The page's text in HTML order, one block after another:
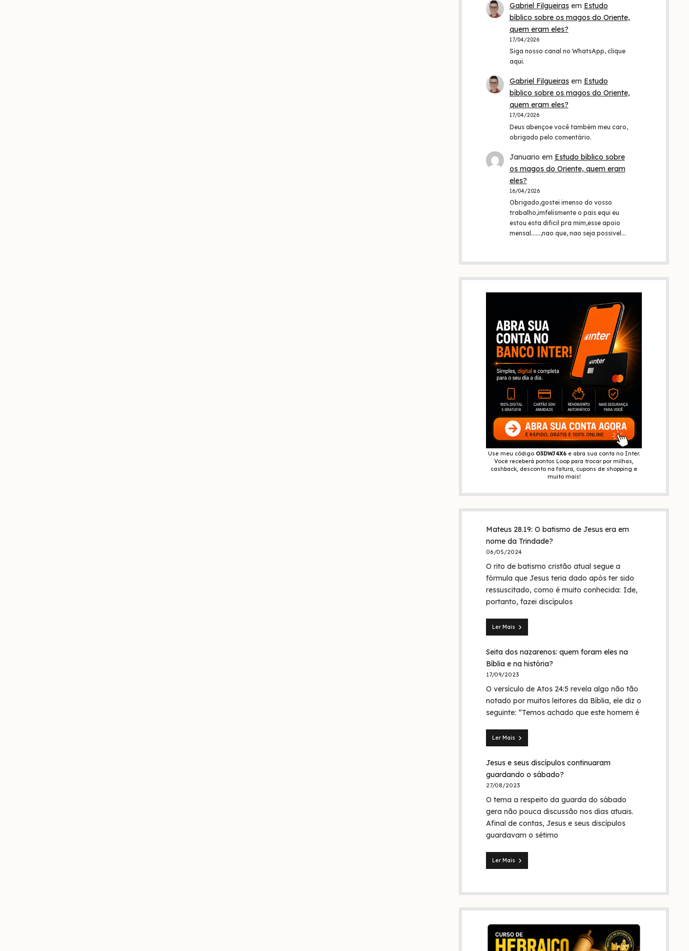
Gabriel Filgueirasem Estudo
bíblico sobre os magos do Oriente,
quem eram eles?
17/04/2026
Siga nosso canal no WhatsApp, clique
aqui.
Gabriel Filgueirasem Estudo
bíblico sobre os magos do Oriente,
quem eram eles?
17/04/2026
Deus abençoe você também meu caro,
obrigado pelo comentário.
Januario em Estudo bíblico sobre
os magos do Oriente, quem eram
eles?
16/04/2026
Obrigado,gostei imenso do vosso
trabalho,imfelismente o pais equi eu
estou esta dificil pra mim,esse apoio
mensal......,nao que, nao seja possivel…
Use meu código O3DWJ4X6 e abra sua conta no Inter.
Você receberá pontos Loop para trocar por milhas,
cashback, desconto na fatura, cupons de shopping e
muito mais!
Mateus 28.19: O batismo de Jesus era em
nome da Trindade?
06/05/2024
O rito de batismo cristão atual segue a
fórmula que Jesus teria dado após ter sido
ressuscitado, como é muito conhecida: Ide,
portanto, fazei discípulos
Ler Mais
Mateus
O
batismo
de
era
em
nome
da
Seita dos nazarenos: quem foram eles na
Bíblia e na história?
17/09/2023
O versículo de Atos 24:5 revela algo não tão
notado por muitos leitores da Bíblia, ele diz o
seguinte: “Temos achado que este homem é
Ler Mais
Seita
nazarenos:
quem
foram
na
Bíblia
e
história?
Jesus e seus discípulos continuaram
guardando o sábado?
27/08/2023
O tema a respeito da guarda do sábado
gera não pouca discussão nos dias atuais.
Afinal de contas, Jesus e seus discípulos
guardavam o sétimo
Ler Mais
Jesus
o
sábado?